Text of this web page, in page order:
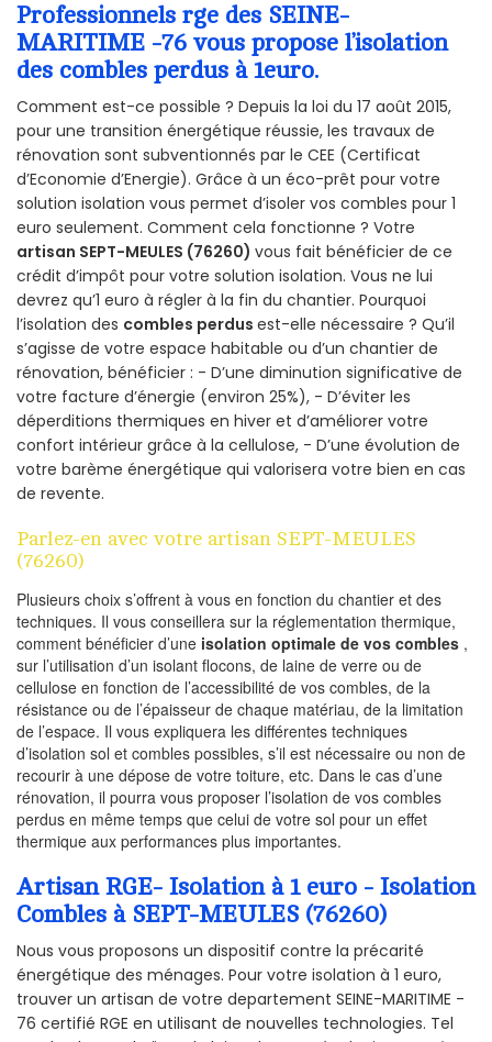
Professionnels rge des SEINE-
MARITIME -76 vous propose l’isolation
des combles perdus à 1euro.
Comment est-ce possible ? Depuis la loi du 17 août 2015,
pour une transition énergétique réussie, les travaux de
rénovation sont subventionnés par le CEE (Certificat
d’Economie d’Energie). Grâce à un éco-prêt pour votre
solution isolation vous permet d’isoler vos combles pour 1
euro seulement. Comment cela fonctionne ? Votre
artisan SEPT-MEULES (76260) vous fait bénéficier de ce
crédit d’impôt pour votre solution isolation. Vous ne lui
devrez qu’1 euro à régler à la fin du chantier. Pourquoi
l’isolation des combles perdus est-elle nécessaire ? Qu’il
s’agisse de votre espace habitable ou d’un chantier de
rénovation, bénéficier : - D’une diminution significative de
votre facture d’énergie (environ 25%), - D’éviter les
déperditions thermiques en hiver et d’améliorer votre
confort intérieur grâce à la cellulose, - D’une évolution de
votre barème énergétique qui valorisera votre bien en cas
de revente.
Parlez-en avec votre artisan SEPT-MEULES
(76260)
Plusieurs choix s’offrent à vous en fonction du chantier et des
techniques. Il vous conseillera sur la réglementation thermique,
comment bénéficier d’une isolation optimale de vos combles ,
sur l’utilisation d’un isolant flocons, de laine de verre ou de
cellulose en fonction de l’accessibilité de vos combles, de la
résistance ou de l’épaisseur de chaque matériau, de la limitation
de l’espace. Il vous expliquera les différentes techniques
d’isolation sol et combles possibles, s’il est nécessaire ou non de
recourir à une dépose de votre toiture, etc. Dans le cas d’une
rénovation, il pourra vous proposer l’isolation de vos combles
perdus en même temps que celui de votre sol pour un effet
thermique aux performances plus importantes.
Artisan RGE- Isolation à 1 euro - Isolation
Combles à SEPT-MEULES (76260)
Nous vous proposons un dispositif contre la précarité
énergétique des ménages. Pour votre isolation à 1 euro,
trouver un artisan de votre departement SEINE-MARITIME -
76 certifié RGE en utilisant de nouvelles technologies. Tel